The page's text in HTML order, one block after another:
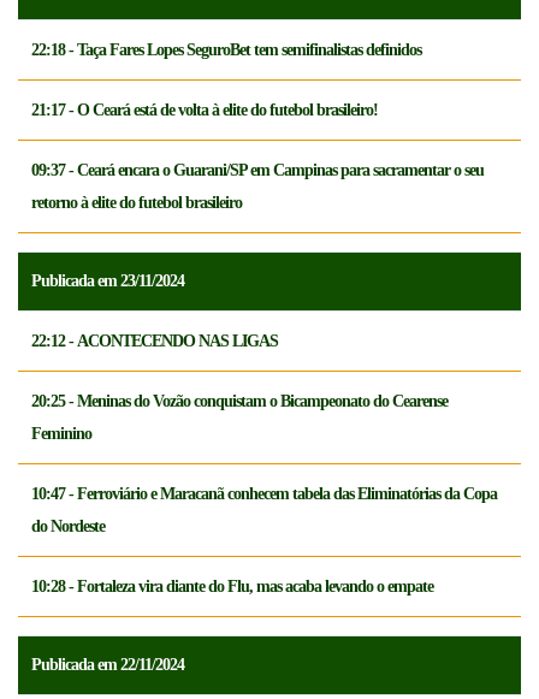
22:18 - Taça Fares Lopes SeguroBet tem semifinalistas definidos
21:17 - O Ceará está de volta à elite do futebol brasileiro!
09:37 - Ceará encara o Guarani/SP em Campinas para sacramentar o seu
retorno à elite do futebol brasileiro
Publicada em 23/11/2024
22:12 - ACONTECENDO NAS LIGAS
20:25 - Meninas do Vozão conquistam o Bicampeonato do Cearense
Feminino
10:47 - Ferroviário e Maracanã conhecem tabela das Eliminatórias da Copa
do Nordeste
10:28 - Fortaleza vira diante do Flu, mas acaba levando o empate
Publicada em 22/11/2024